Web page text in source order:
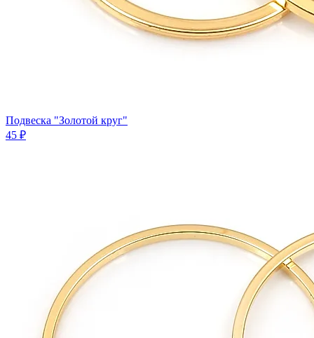
Подвеска "Золотой круг"
45 ₽